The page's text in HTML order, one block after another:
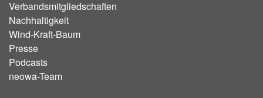
Verbandsmitgliedschaften
Nachhaltigkeit
Wind-Kraft-Baum
Presse
Podcasts
neowa-Team